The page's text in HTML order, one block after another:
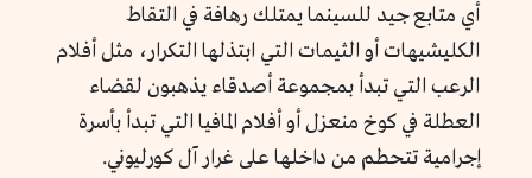
أي متابع جيد للسينما يمتلك رهافة في التقاط
الكليشيهات أو الثيمات التي ابتذلها التكرار، مثل أفلام
الرعب التي تبدأ بمجموعة أصدقاء يذهبون لقضاء
العطلة في كوخ منعزل أو أفلام المافيا التي تبدأ بأسرة
إجرامية تتحطم من داخلها على غرار آل كورليوني.